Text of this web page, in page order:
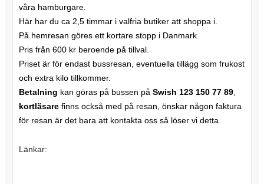
våra hamburgare.
Här har du ca 2,5 timmar i valfria butiker att shoppa i.
På hemresan göres ett kortare stopp i Danmark.
Pris från 600 kr beroende på tillval.
Priset är för endast bussresan, eventuella tillägg som frukost
och extra kilo tillkommer.
Betalning kan göras på bussen på Swish 123 150 77 89,
kortläsarefinns också med på resan, önskar någon faktura
för resan är det bara att kontakta oss så löser vi detta.
Länkar: